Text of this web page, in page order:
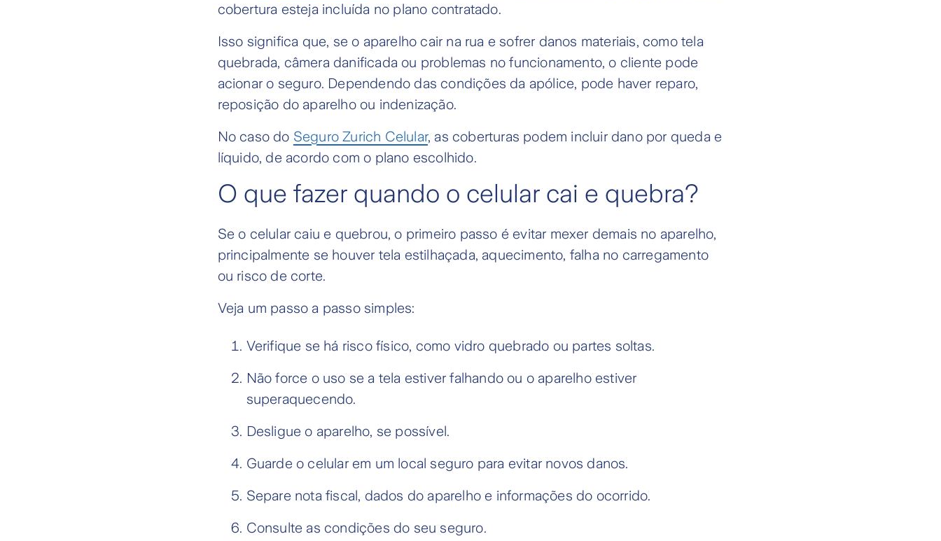
cobertura esteja incluída no plano contratado.
Isso significa que, se o aparelho cair na rua e sofrer danos materiais, como tela
quebrada, câmera danificada ou problemas no funcionamento, o cliente pode
acionar o seguro. Dependendo das condições da apólice, pode haver reparo,
reposição do aparelho ou indenização.
No caso do Seguro Zurich Celular, as coberturas podem incluir dano por queda e
líquido, de acordo com o plano escolhido.
O que fazer quando o celular cai e quebra?
Se o celular caiu e quebrou, o primeiro passo é evitar mexer demais no aparelho,
principalmente se houver tela estilhaçada, aquecimento, falha no carregamento
ou risco de corte.
Veja um passo a passo simples:
Verifique se há risco físico, como vidro quebrado ou partes soltas.
Não force o uso se a tela estiver falhando ou o aparelho estiver
superaquecendo.
Desligue o aparelho, se possível.
Guarde o celular em um local seguro para evitar novos danos.
Separe nota fiscal, dados do aparelho e informações do ocorrido.
Consulte as condições do seu seguro.